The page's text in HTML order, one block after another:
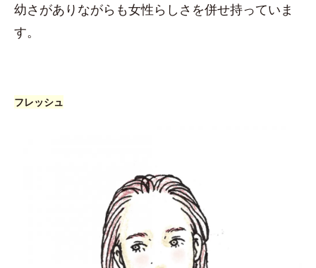
幼さがありながらも女性らしさを併せ持っていま
す。
フレッシュ